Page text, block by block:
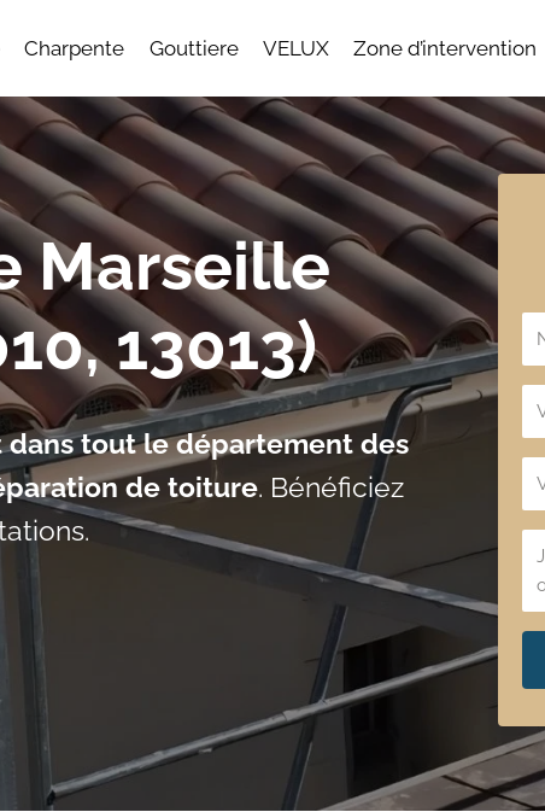
Charpente Gouttiere VELUX Zone d’intervention
Marseille
13013)
tout le département des
de toiture. Bénéficiez